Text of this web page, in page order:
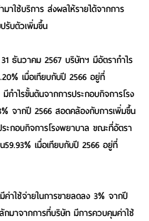
มาใช้บริการ ส่งผลให้รายได้จากการ
รับตัวเพิ่มขึ้น
ธันวาคม 2567 บริษัทฯ มีอัตรากำไร
เมื่อเทียบกับปี 2566 อยู่ที่
กำไรขั้นต้นจากการประกอบกิจการโรง
จากปี 2566 สอดคล้องกับการเพิ่มขึ้น
ระกอบกิจการโรงพยาบาล ขณะที่อัตรา
59.93% เมื่อเทียบกับปี 2566 อยู่ที่
าใช้จ่ายในการขายลดลง 3% จากปี
กมาจากการที่บริษัท มีการควบคุมค่าใช้